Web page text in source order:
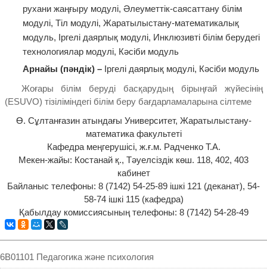
рухани жаңғыру модулі, Әлеуметтік-саясаттану білім
модулі, Тіл модулі, Жаратылыстану-математикалық
модуль, Іргелі даярлық модулі, Инклюзивті білім берудегі
технологиялар модулі, Кәсіби модуль
Арнайы (пәндік) – Іргелі даярлық модулі, Кәсіби модуль
Жоғары білім беруді басқарудың бірыңғай жүйесінің
(ESUVO) тізіліміндегі білім беру бағдарламаларына сілтеме
Ө. Сұлтанғазин атындағы Университет, Жаратылыстану-
математика факультеті
Кафедра меңгерушісі, ж.ғ.м. Радченко Т.А.
Мекен-жайы: Костанай қ., Тәуелсіздік көш. 118, 402, 403
кабинет
Байланыс телефоны: 8 (7142) 54-25-89 ішкі 121 (деканат), 54-
58-74 ішкі 115 (кафедра)
Қабылдау комиссиясының телефоны: 8 (7142) 54-28-49
6B01101 Педагогика және психология